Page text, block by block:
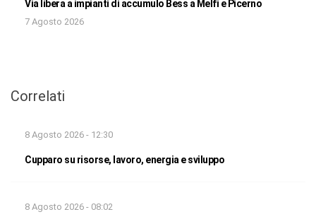
Via libera a impianti di accumulo Bess a Melfi e Picerno
7 Agosto 2026
Correlati
8 Agosto 2026 - 12:30
Cupparo su risorse, lavoro, energia e sviluppo
8 Agosto 2026 - 08:02